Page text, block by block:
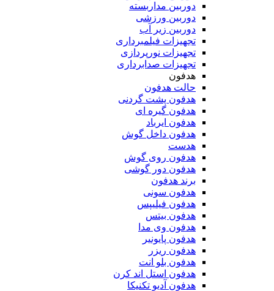
دوربین مداربسته
دوربین ورزشی
دوربین زیر آب
تجهیزات فیلمبرداری
تجهیزات نورپردازی
تجهیزات صدابرداری
هدفون
حالت هدفون
هدفون پشت گردنی
هدفون گیره ای
هدفون ایرباد
هدفون داخل گوش
هدست
هدفون روی گوش
هدفون دور گوشی
برند هدفون
هدفون سونی
هدفون فیلیپس
هدفون بیتس
هدفون وی مدا
هدفون پایونیر
هدفون ریزر
هدفون بلو انت
هدفون استل اند کرن
هدفون آدیو تکنیکا